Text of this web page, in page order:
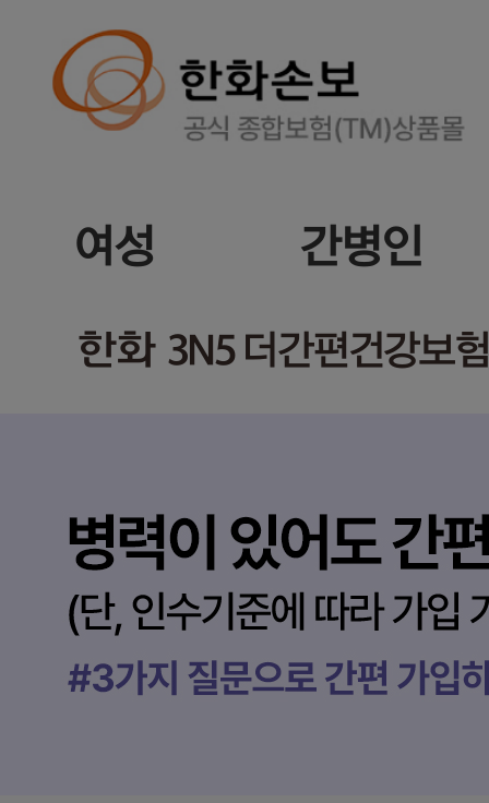
여성 간병인
한화 3N5 더간편건강보